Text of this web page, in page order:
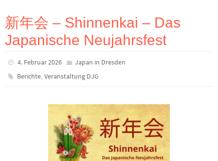
新年会 – Shinnenkai – Das
Japanische Neujahrsfest
4. Februar 2026
Japan in Dresden
Berichte,Veranstaltung DJG